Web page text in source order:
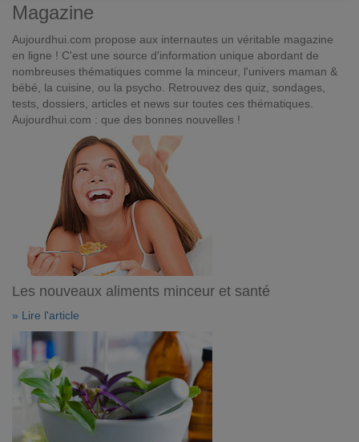
Magazine
Aujourdhui.com propose aux internautes un véritable magazine
en ligne ! C'est une source d'information unique abordant de
nombreuses thématiques comme la minceur, l'univers maman &
bébé, la cuisine, ou la psycho. Retrouvez des quiz, sondages,
tests, dossiers, articles et news sur toutes ces thématiques.
Aujourdhui.com : que des bonnes nouvelles !
Les nouveaux aliments minceur et santé
» Lire l'article